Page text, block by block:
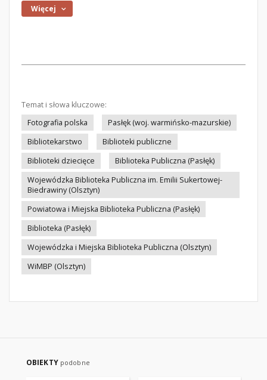
Więcej
Temat i słowa kluczowe:
Fotografia polska
Pasłęk (woj. warmińsko-mazurskie)
Bibliotekarstwo
Biblioteki publiczne
Biblioteki dziecięce
Biblioteka Publiczna (Pasłęk)
Wojewódzka Biblioteka Publiczna im. Emilii Sukertowej-
Biedrawiny (Olsztyn)
Powiatowa i Miejska Biblioteka Publiczna (Pasłęk)
Biblioteka (Pasłęk)
Wojewódzka i Miejska Biblioteka Publiczna (Olsztyn)
WiMBP (Olsztyn)
OBIEKTY podobne